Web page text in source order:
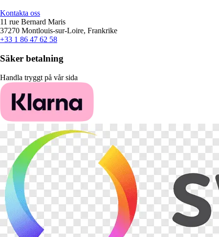
Kontakta oss
11 rue Bernard Maris
37270 Montlouis-sur-Loire, Frankrike
+33 1 86 47 62 58
Säker betalning
Handla tryggt på vår sida